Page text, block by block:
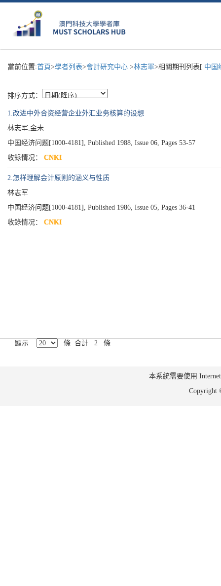
當前位置:首頁>學者列表>會計研究中心 >林志軍>相關期刊列表[ 中国
排序方式：
1.改进中外合资经营企业外汇业务核算的设想
林志军,金未
中国经济问题[1000-4181], Published 1988, Issue 06, Pages 53-57
收錄情况： CNKI
2.怎样理解会计原则的涵义与性质
林志军
中国经济问题[1000-4181], Published 1986, Issue 05, Pages 36-41
收錄情况： CNKI
顯示 條 合計 2 條
本系統需要使用
Copyright